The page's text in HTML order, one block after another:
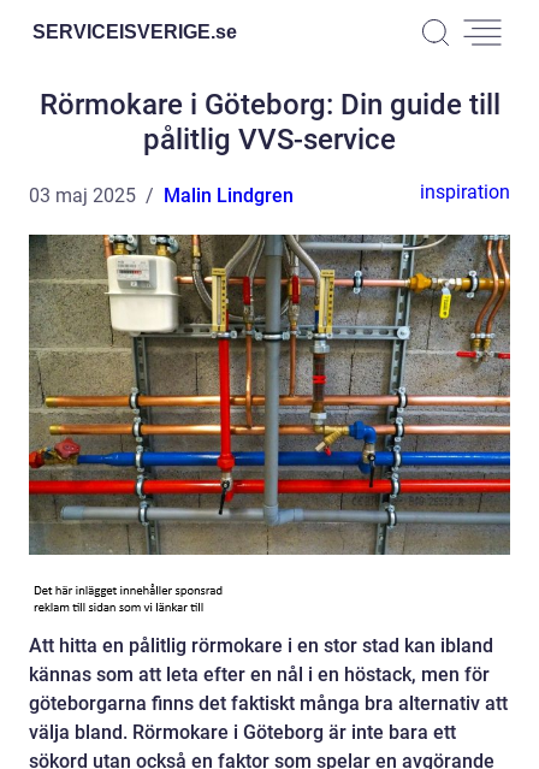
SERVICEISVERIGE.se
Rörmokare i Göteborg: Din guide till
pålitlig VVS-service
03 maj 2025 Malin Lindgren inspiration
Att hitta en pålitlig rörmokare i en stor stad kan ibland
kännas som att leta efter en nål i en höstack, men för
göteborgarna finns det faktiskt många bra alternativ att
välja bland. Rörmokare i Göteborg är inte bara ett
sökord utan också en faktor som spelar en avgörande